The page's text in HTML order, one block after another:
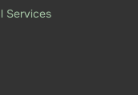
Services